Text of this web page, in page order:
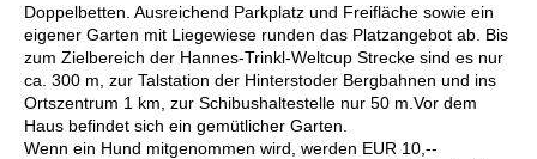
Doppelbetten. Ausreichend Parkplatz und Freifläche sowie ein
eigener Garten mit Liegewiese runden das Platzangebot ab. Bis
zum Zielbereich der Hannes-Trinkl-Weltcup Strecke sind es nur
ca. 300 m, zur Talstation der Hinterstoder Bergbahnen und ins
Ortszentrum 1 km, zur Schibushaltestelle nur 50 m.Vor dem
Haus befindet sich ein gemütlicher Garten.
Wenn ein Hund mitgenommen wird, werden EUR 10,--